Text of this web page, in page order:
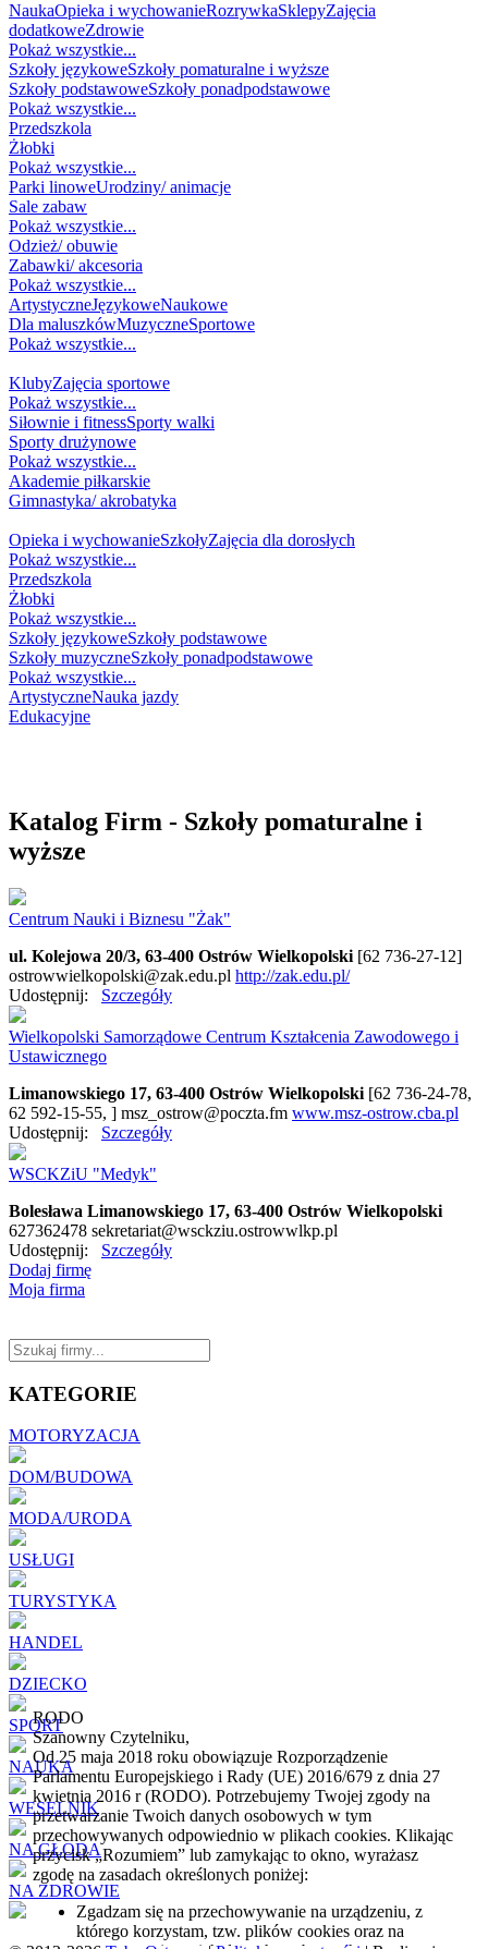
NaukaOpieka i wychowanieRozrywkaSklepyZajęcia
dodatkoweZdrowie
Pokaż wszystkie...
Szkoły językoweSzkoły pomaturalne i wyższe
Szkoły podstawoweSzkoły ponadpodstawowe
Pokaż wszystkie...
Przedszkola
Żłobki
Pokaż wszystkie...
Parki linoweUrodziny/ animacje
Sale zabaw
Pokaż wszystkie...
Odzież/ obuwie
Zabawki/ akcesoria
Pokaż wszystkie...
ArtystyczneJęzykoweNaukowe
Dla maluszkówMuzyczneSportowe
Pokaż wszystkie...
KlubyZajęcia sportowe
Pokaż wszystkie...
Siłownie i fitnessSporty walki
Sporty drużynowe
Pokaż wszystkie...
Akademie piłkarskie
Gimnastyka/ akrobatyka
Opieka i wychowanieSzkołyZajęcia dla dorosłych
Pokaż wszystkie...
Przedszkola
Żłobki
Pokaż wszystkie...
Szkoły językoweSzkoły podstawowe
Szkoły muzyczneSzkoły ponadpodstawowe
Pokaż wszystkie...
ArtystyczneNauka jazdy
Edukacyjne
Katalog Firm - Szkoły pomaturalne i
wyższe
Centrum Nauki i Biznesu "Żak"
ul. Kolejowa 20/3, 63-400 Ostrów Wielkopolski [62 736-27-12]
ostrowwielkopolski@zak.edu.pl http://zak.edu.pl/
Udostępnij: Szczegóły
Wielkopolski Samorządowe Centrum Kształcenia Zawodowego i
Ustawicznego
Limanowskiego 17, 63-400 Ostrów Wielkopolski [62 736-24-78,
62 592-15-55, ] msz_ostrow@poczta.fm www.msz-ostrow.cba.pl
Udostępnij: Szczegóły
WSCKZiU "Medyk"
Bolesława Limanowskiego 17, 63-400 Ostrów Wielkopolski
627362478 sekretariat@wsckziu.ostrowwlkp.pl
Udostępnij: Szczegóły
Dodaj firmę
Moja firma
KATEGORIE
MOTORYZACJA
DOM/BUDOWA
MODA/URODA
USŁUGI
TURYSTYKA
HANDEL
DZIECKO
SPORT
NAUKA
WESELNIK
NA GŁODA
NA ZDROWIE
RODO
Szanowny Czytelniku,
Od 25 maja 2018 roku obowiązuje Rozporządzenie
Parlamentu Europejskiego i Rady (UE) 2016/679 z dnia 27
kwietnia 2016 r (RODO). Potrzebujemy Twojej zgody na
przetwarzanie Twoich danych osobowych w tym
przechowywanych odpowiednio w plikach cookies. Klikając
przycisk „Rozumiem” lub zamykając to okno, wyrażasz
zgodę na zasadach określonych poniżej:
Zgadzam się na przechowywanie na urządzeniu, z
którego korzystam, tzw. plików cookies oraz na